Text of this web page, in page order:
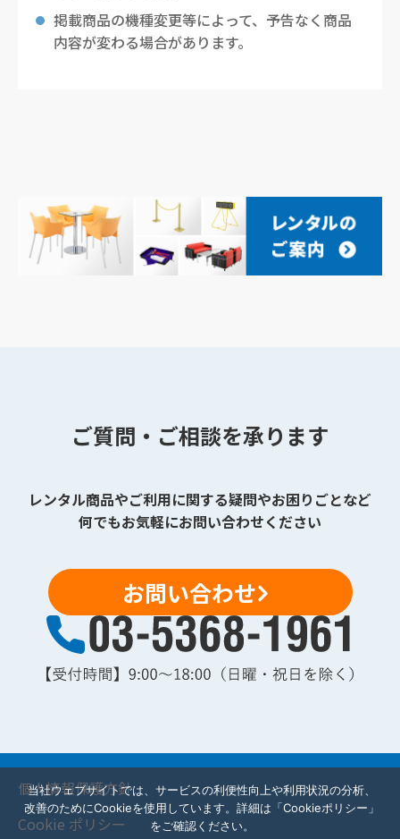
掲載商品の機種変更等によって、予告なく商品
内容が変わる場合があります。
ご質問・ご相談を承ります
レンタル商品やご利用に関する疑問やお困りごとなど
何でもお気軽にお問い合わせください
お問い合わせ
個人情報保護方針
Cookie ポリシー
当社ウェブサイトでは、サービスの利便性向上や利用状況の分析、
改善のためにCookieを使用しています。詳細は「Cookieポリシー」
をご確認ください。